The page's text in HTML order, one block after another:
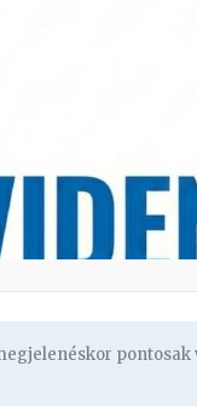
pontosak